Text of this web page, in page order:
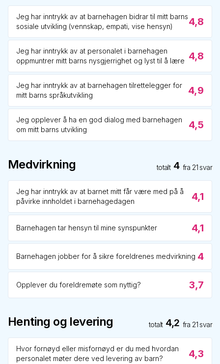
Jeg har inntrykk av at barnehagen bidrar til mitt barns
sosiale utvikling (vennskap, empati, vise hensyn)
4,8
Jeg har inntrykk av at personalet i barnehagen
oppmuntrer mitt barns nysgjerrighet og lyst til å lære 4,8
Jeg har inntrykk av at barnehagen tilrettelegger for
mitt barns språkutvikling
4,9
Jeg opplever å ha en god dialog med barnehagen
om mitt barns utvikling
4,5
Medvirkning totalt 4 fra 21 svar
Jeg har inntrykk av at barnet mitt får være med på å
påvirke innholdet i barnehagedagen
4,1
Barnehagen tar hensyn til mine synspunkter 4,1
Barnehagen jobber for å sikre foreldrenes medvirkning 4
Opplever du foreldremøte som nyttig? 3,7
Henting og levering totalt 4,2 fra 21 svar
Hvor fornøyd eller misfornøyd er du med hvordan
personalet møter dere ved levering av barn?
4,3